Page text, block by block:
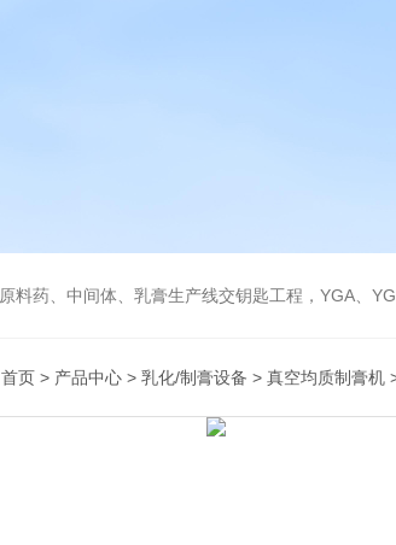
原料药、中间体、乳膏生产线交钥匙工程，YGA、YGB系列真空制膏机、循环罐、
首页 > 产品中心 > 乳化/制膏设备 > 真空均质制膏机